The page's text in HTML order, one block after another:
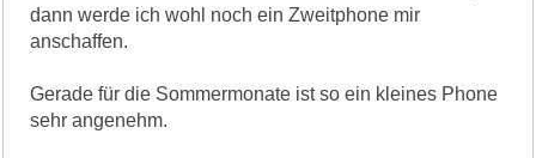
dann werde ich wohl noch ein Zweitphone mir
anschaffen.
Gerade für die Sommermonate ist so ein kleines Phone
sehr angenehm.